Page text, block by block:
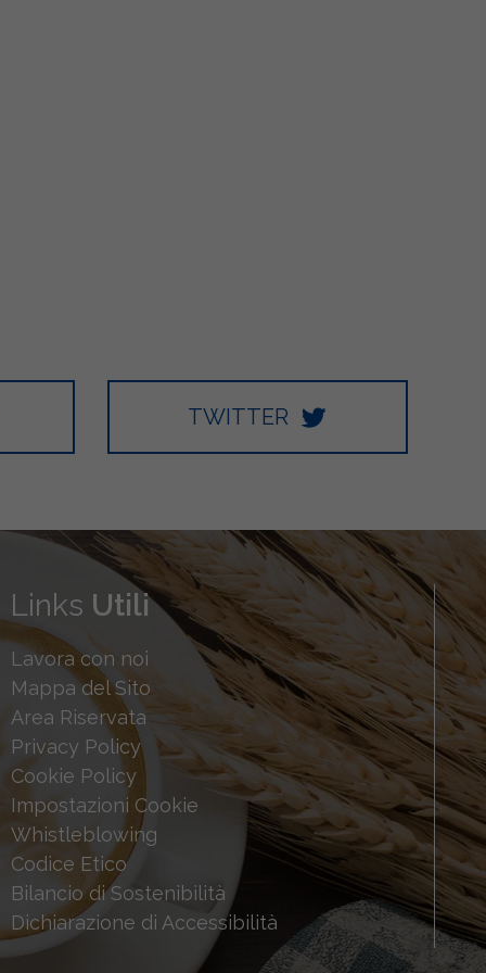
TWITTER
Links Utili
Lavora con noi
Mappa del Sito
Area Riservata
Privacy Policy
Cookie Policy
Impostazioni Cookie
Whistleblowing
Codice Etico
Bilancio di Sostenibilità
Dichiarazione di Accessibilità